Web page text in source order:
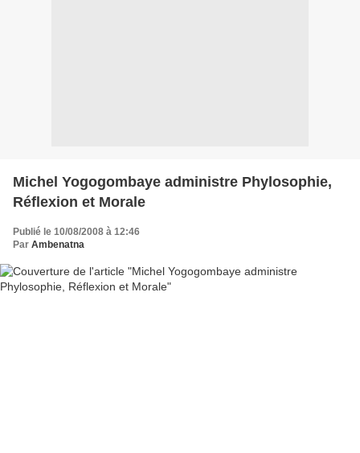
Michel Yogogombaye administre Phylosophie,
Réflexion et Morale
Publié le 10/08/2008 à 12:46
Par Ambenatna